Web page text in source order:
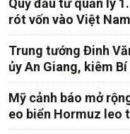
Quỹ đầu tư quản lý
rót vốn vào Việt Nam
Trung tướng Đinh
ủy An Giang, kiêm
Mỹ cảnh báo mở
eo biển Hormuz leo